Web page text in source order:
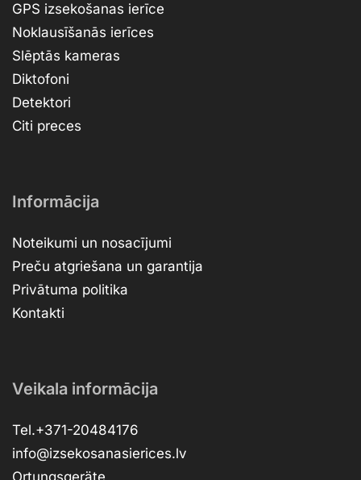
GPS izsekošanas ierīce
Noklausīšanās ierīces
Slēptās kameras
Diktofoni
Detektori
Citi preces
Informācija
Noteikumi un nosacījumi
Preču atgriešana un garantija
Privātuma politika
Kontakti
Veikala informācija
Tel.+371-20484176
info@izsekosanasierices.lv
Ortungsgeräte